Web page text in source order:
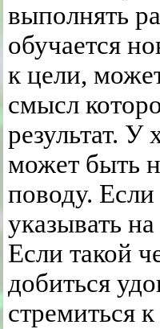
выполнять
обучается
к цели,
смысл
результат. У
может быть
поводу.
указывать
Если такой
добиться
стремиться